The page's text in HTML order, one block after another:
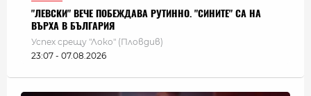
"ЛЕВСКИ" ВЕЧЕ ПОБЕЖДАВА РУТИННО. "СИНИТЕ" СА НА
ВЪРХА В БЪЛГАРИЯ
Успех срещу "Локо" (Пловдив)
23:07 - 07.08.2026